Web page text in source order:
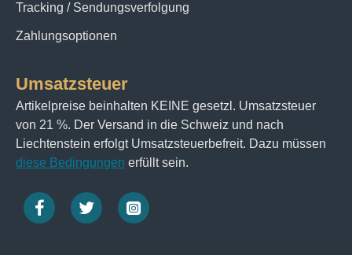
Tracking / Sendungsverfolgung
Zahlungsoptionen
Umsatzsteuer
Artikelpreise beinhalten KEINE gesetzl. Umsatzsteuer
von 21 %. Der Versand in die Schweiz und nach
Liechtenstein erfolgt Umsatzsteuerbefreit. Dazu müssen
diese Bedingungen erfüllt sein.